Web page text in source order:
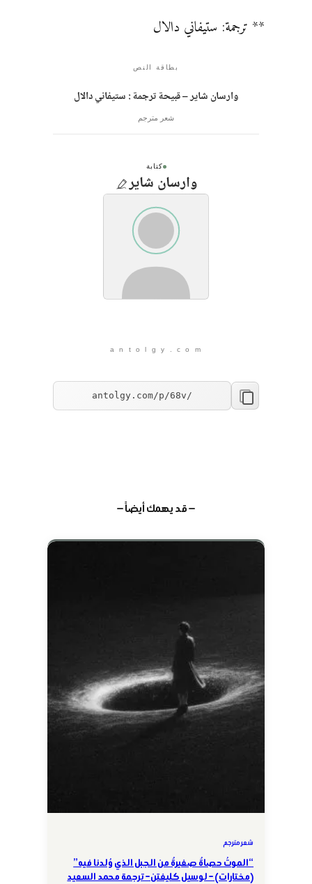
** ترجمة: ستيفاني دالال
بطاقة النص
وارسان شاير – قبيحة ترجمة : ستيفاني دالال
شعر مترجم
كتابة
وارسان شاير
a n t o l g y . c o m
— قد يهمك أيضاً —
شعر مترجم
“الموتُ حصاةٌ صغيرةٌ من الجبل الذي وُلدنا فيه”
(مختارات) – لوسيل كليفتن – ترجمة محمد السعيد